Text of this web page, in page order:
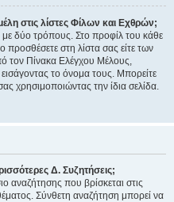
στις λίστες Φίλων και Εχθρών;
με δύο τρόπους. Στο προφίλ του κάθε
προσθέσετε στη λίστα σας είτε των
τον Πίνακα Ελέγχου Μέλους,
το όνομα τους. Μπορείτε
χρησιμοποιώντας την ίδια σελίδα.
Δ. Συζητήσεις;
αναζήτησης που βρίσκεται στις
Σύνθετη αναζήτηση μπορεί να